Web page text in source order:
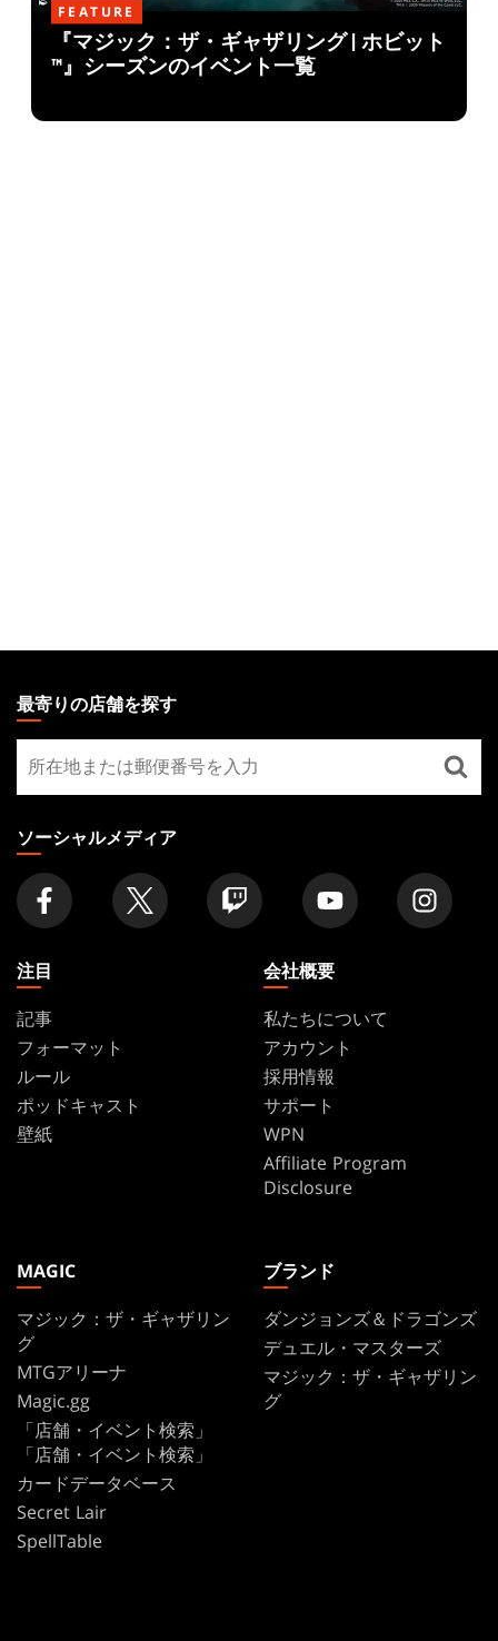
FEATURE
『マジック：ザ・ギャザリング | ホビット
™』シーズンのイベント一覧
THE
GATHERING
FOOTER
最寄りの店舗を探す
寄
り
の
店
舗
を
探
ソーシャルメディア
注目
記事
フォーマット
ルール
ポッドキャスト
壁紙
会社概要
私たちについて
アカウント
採用情報
サポート
WPN
Affiliate Program
Disclosure
MAGIC
マジック：ザ・ギャザリン
グ
MTGアリーナ
Magic.gg
「店舗・イベント検索」
「店舗・イベント検索」
カードデータベース
Secret Lair
SpellTable
ブランド
ダンジョンズ＆ドラゴンズ
デュエル・マスターズ
マジック：ザ・ギャザリン
グ